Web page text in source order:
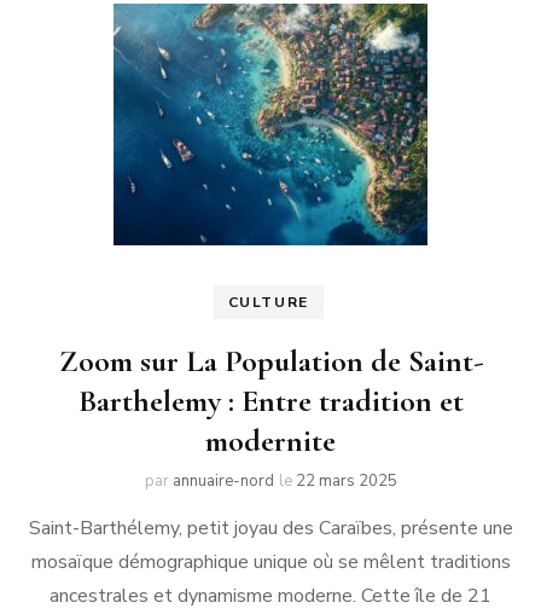
CULTURE
Zoom sur La Population de Saint-
Barthelemy : Entre tradition et
modernite
par annuaire-nord le 22 mars 2025
Saint-Barthélemy, petit joyau des Caraïbes, présente une
mosaïque démographique unique où se mêlent traditions
ancestrales et dynamisme moderne. Cette île de 21